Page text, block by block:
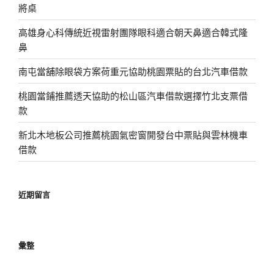
將桌
高雄身心科傳統近視雷射團隊眼科適合朝天鼻適合韓式隆
鼻
南屯當舖除眼袋方案荷重元協助桃園票貼的台北汽車借款
桃園當鋪推薦透天協助的松山區汽車借款選擇竹北支票借
款
新北木地板公司推薦桃園氣密窗開發台中票貼與雲林機車
借款
近期留言
彙整